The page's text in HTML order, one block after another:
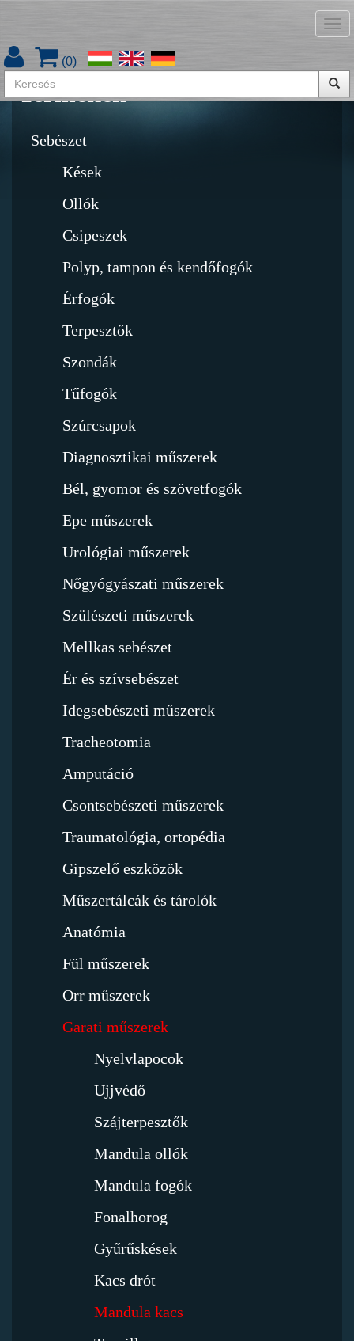
(0)
Termékek
Sebészet
Kések
Ollók
Csipeszek
Polyp, tampon és kendőfogók
Érfogók
Terpesztők
Szondák
Tűfogók
Szúrcsapok
Diagnosztikai műszerek
Bél, gyomor és szövetfogók
Epe műszerek
Urológiai műszerek
Nőgyógyászati műszerek
Szülészeti műszerek
Mellkas sebészet
Ér és szívsebészet
Idegsebészeti műszerek
Tracheotomia
Amputáció
Csontsebészeti műszerek
Traumatológia, ortopédia
Gipszelő eszközök
Műszertálcák és tárolók
Anatómia
Fül műszerek
Orr műszerek
Garati műszerek
Nyelvlapocok
Ujjvédő
Szájterpesztők
Mandula ollók
Mandula fogók
Fonalhorog
Gyűrűskések
Kacs drót
Mandula kacs